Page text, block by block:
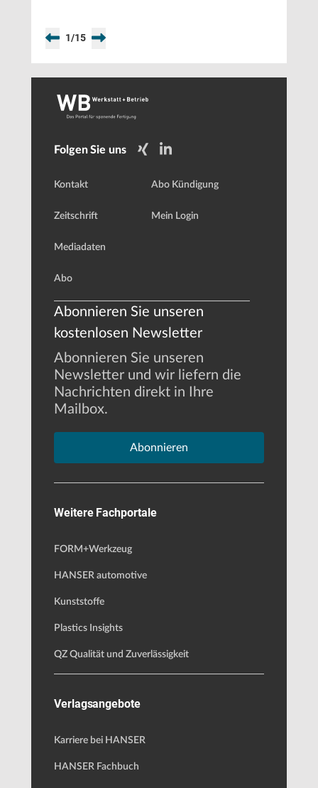
1/15
Folgen Sie uns
Kontakt
Zeitschrift
Mediadaten
Abo
Abo Kündigung
Mein Login
Abonnieren Sie unseren
kostenlosen Newsletter
Abonnieren Sie unseren
Newsletter und wir liefern die
Nachrichten direkt in Ihre
Mailbox.
Abonnieren
Weitere Fachportale
FORM+Werkzeug
HANSER automotive
Kunststoffe
Plastics Insights
QZ Qualität und Zuverlässigkeit
Verlagsangebote
Karriere bei HANSER
HANSER Fachbuch